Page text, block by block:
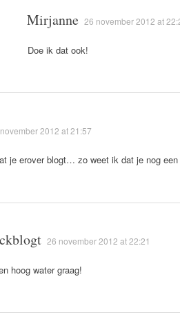
Mirjanne 26 november 2012 at
Doe ik dat ook!
2012 at 21:57
je erover blogt… zo weet ik dat je nog
26 november 2012 at 22:21
hoog water graag!